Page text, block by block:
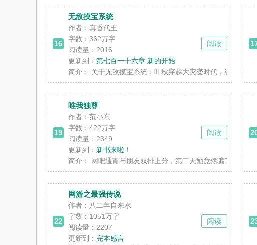
16
无敌摸宝系统
作者：真香代王
字数： 362万字
阅读量：2016
更新到： 第七百一十六章 新的开始
简介：
关于无敌摸宝系统：叶秋穿越大灾变时代，绑定摸宝
阅读
19
唯我独尊
作者：范小东
字数： 422万字
阅读量：2349
更新到： 新书来啦！
简介：
网吧通宵与朋友双排上分，第二天她竟然骗了我手
阅读
22
网游之最强传说
作者：八二年自来水
字数： 1051万字
阅读量：2207
更新到： 完本感言
阅读